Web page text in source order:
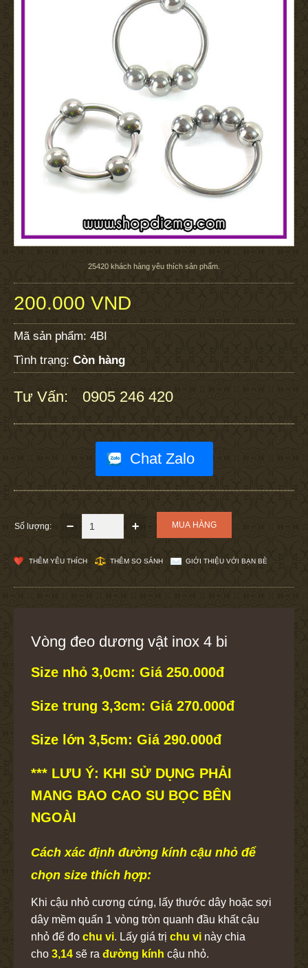
25420 khách hàng yêu thích sản phẩm.
200.000 VND
Mã sản phẩm: 4BI
Tình trạng: Còn hàng
Tư Vấn: 0905 246 420
Chat Zalo
Số lượng:
THÊM YÊU THÍCH THÊM SO SÁNH GIỚI THIỆU VỚI BẠN BÈ
Vòng đeo dương vật inox 4 bi
Size nhỏ 3,0cm: Giá 250.000đ
Size trung 3,3cm: Giá 270.000đ
Size lớn 3,5cm: Giá 290.000đ
*** LƯU Ý: KHI SỬ DỤNG PHẢI
MANG BAO CAO SU BỌC BÊN
NGOÀI
Cách xác định đường kính cậu nhỏ để
chọn size thích hợp:
Khi cậu nhỏ cương cứng, lấy thước dây hoặc sợi
dây mềm quấn 1 vòng tròn quanh đầu khất cậu
nhỏ để đo chu vi. Lấy giá trị chu vi này chia
cho 3,14 sẽ ra đường kính cậu nhỏ.